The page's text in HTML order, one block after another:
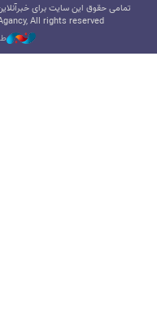
تمامی حقوق این سایت برای
All rights reserved